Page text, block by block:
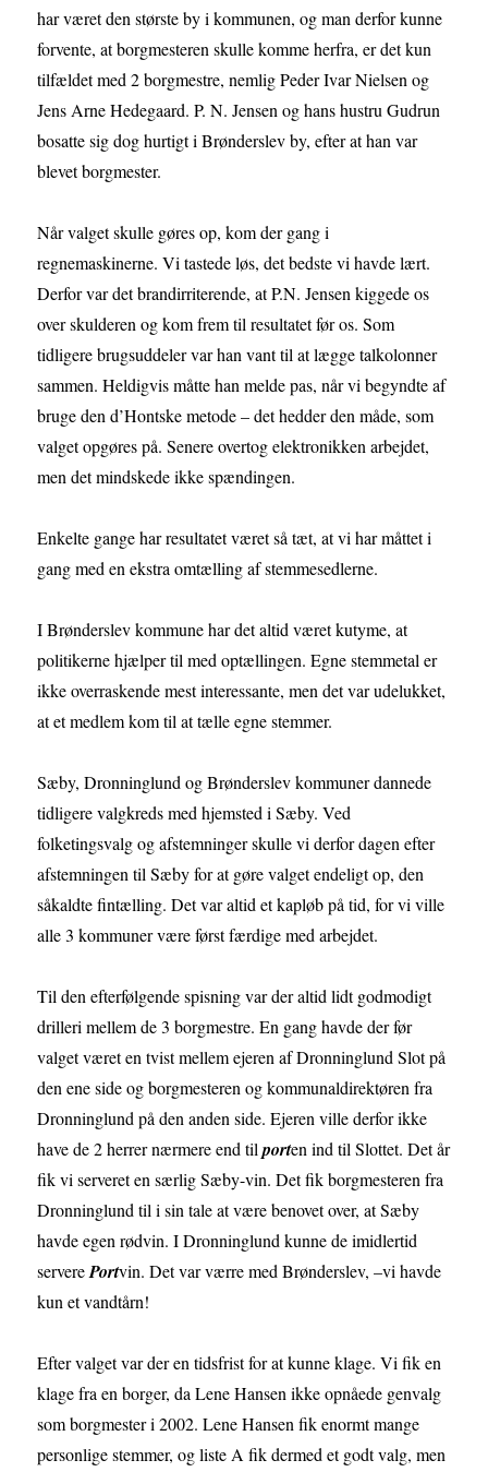
har været den største by i kommunen, og man derfor kunne
forvente, at borgmesteren skulle komme herfra, er det kun
tilfældet med 2 borgmestre, nemlig Peder Ivar Nielsen og
Jens Arne Hedegaard. P. N. Jensen og hans hustru Gudrun
bosatte sig dog hurtigt i Brønderslev by, efter at han var
blevet borgmester.
Når valget skulle gøres op, kom der gang i
regnemaskinerne. Vi tastede løs, det bedste vi havde lært.
Derfor var det brandirriterende, at P.N. Jensen kiggede os
over skulderen og kom frem til resultatet før os. Som
tidligere brugsuddeler var han vant til at lægge talkolonner
sammen. Heldigvis måtte han melde pas, når vi begyndte af
bruge den d’Hontske metode – det hedder den måde, som
valget opgøres på. Senere overtog elektronikken arbejdet,
men det mindskede ikke spændingen.
Enkelte gange har resultatet været så tæt, at vi har måttet i
gang med en ekstra omtælling af stemmesedlerne.
I Brønderslev kommune har det altid været kutyme, at
politikerne hjælper til med optællingen. Egne stemmetal er
ikke overraskende mest interessante, men det var udelukket,
at et medlem kom til at tælle egne stemmer.
Sæby, Dronninglund og Brønderslev kommuner dannede
tidligere valgkreds med hjemsted i Sæby. Ved
folketingsvalg og afstemninger skulle vi derfor dagen efter
afstemningen til Sæby for at gøre valget endeligt op, den
såkaldte fintælling. Det var altid et kapløb på tid, for vi ville
alle 3 kommuner være først færdige med arbejdet.
Til den efterfølgende spisning var der altid lidt godmodigt
drilleri mellem de 3 borgmestre. En gang havde der før
valget været en tvist mellem ejeren af Dronninglund Slot på
den ene side og borgmesteren og kommunaldirektøren fra
Dronninglund på den anden side. Ejeren ville derfor ikke
have de 2 herrer nærmere end tilporten ind til Slottet. Det år
fik vi serveret en særlig Sæby-vin. Det fik borgmesteren fra
Dronninglund til i sin tale at være benovet over, at Sæby
havde egen rødvin. I Dronninglund kunne de imidlertid
serverePortvin. Det var værre med Brønderslev, –vi havde
kun et vandtårn!
Efter valget var der en tidsfrist for at kunne klage. Vi fik en
klage fra en borger, da Lene Hansen ikke opnåede genvalg
som borgmester i 2002. Lene Hansen fik enormt mange
personlige stemmer, og liste A fik dermed et godt valg, men